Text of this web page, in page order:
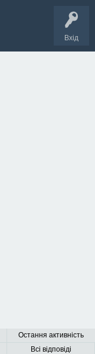
Вхід
Остання активність
Всі відповіді